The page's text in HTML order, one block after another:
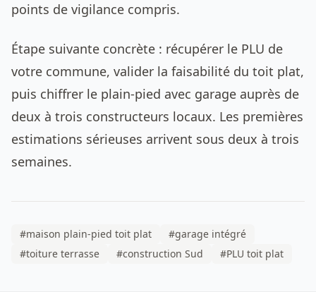
points de vigilance compris.
Étape suivante concrète : récupérer le PLU de
votre commune, valider la faisabilité du toit plat,
puis chiffrer le plain-pied avec garage auprès de
deux à trois constructeurs locaux. Les premières
estimations sérieuses arrivent sous deux à trois
semaines.
#maison plain-pied toit plat
#garage intégré
#toiture terrasse
#construction Sud #PLU toit plat